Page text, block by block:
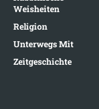
Weisheiten
Religion
Unterwegs Mit
Zeitgeschichte